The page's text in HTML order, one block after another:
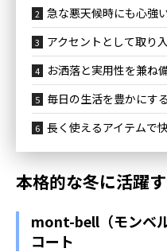
急な悪天候時にも心強
アクセントとして取り
お洒落と実用性を兼ね
毎日の生活を豊かにす
長く使えるアイテムで
本格的な冬に活躍
mont-bell（モンベ
コート